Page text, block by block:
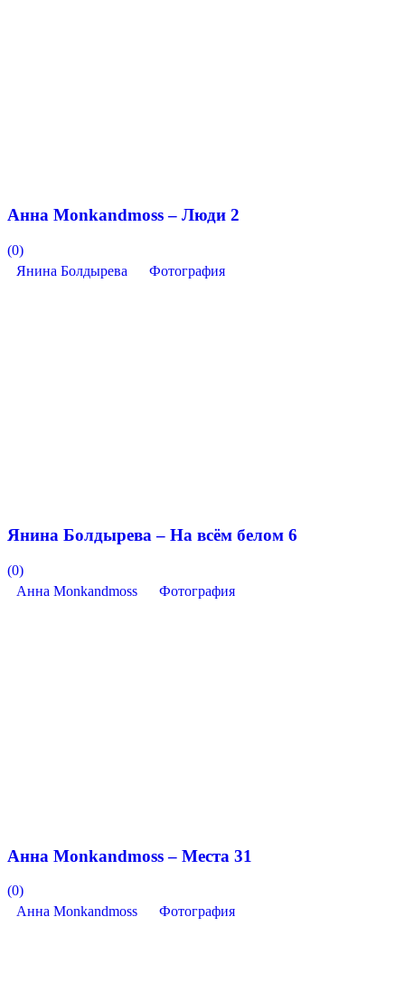
Анна Monkandmoss – Люди 2
(0)
Янина Болдырева
Фотография
Янина Болдырева – На всём белом 6
(0)
Анна Monkandmoss
Фотография
Анна Monkandmoss – Места 31
(0)
Анна Monkandmoss
Фотография